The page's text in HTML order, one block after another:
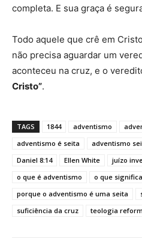
completa. E sua graça é
Todo aquele que crê em
não precisa aguardar um
aconteceu na cruz, e o
Cristo”.
TAGS 1844 adventismo
adventismo é seita
adventismo
Daniel 8:14
Ellen White juízo
o que é adventismo
o que
porque o adventismo é uma seita
suficiência da cruz
teologia